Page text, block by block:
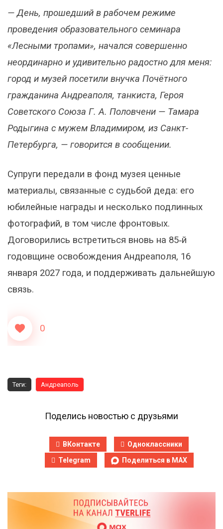
— День, прошедший в рабочем режиме
проведения образовательного семинара
«Лесными тропами», начался совершенно
неординарно и удивительно радостно для меня:
город и музей посетили внучка Почётного
гражданина Андреаполя, танкиста, Героя
Советского Союза Г. А. Половчени — Тамара
Родыгина с мужем Владимиром, из Санкт-
Петербурга, — говорится в сообщении.
Супруги передали в фонд музея ценные
материалы, связанные с судьбой деда: его
юбилейные награды и несколько подлинных
фотографий, в том числе фронтовых.
Договорились встретиться вновь на 85‑й
годовщине освобождения Андреаполя, 16
января 2027 года, и поддерживать дальнейшую
связь.
0
Теги: Андреаполь
Поделись новостью с друзьями
ВКонтакте
Одноклассники
Telegram
Поделиться в MAX